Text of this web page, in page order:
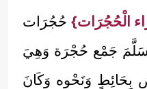
الْحُجُرَات} حُجُرَات
جَمْع حُجْرَة وَهِيَ
بِحَائِطٍ وَنَحْوه وَكَانَ